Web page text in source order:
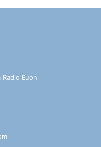
Radio Buon